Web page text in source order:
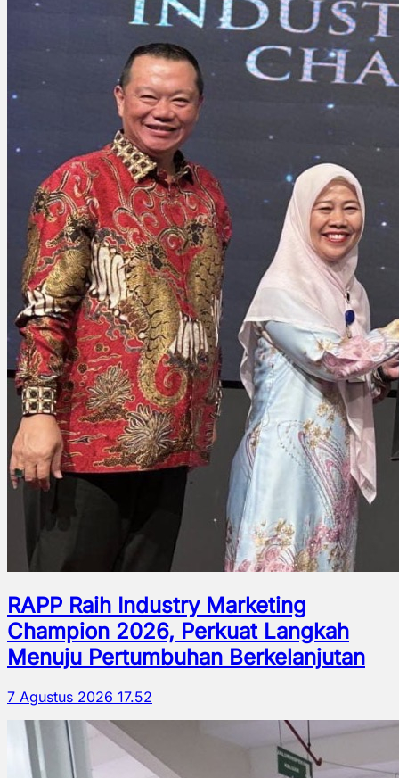
RAPP Raih Industry Marketing
Champion 2026, Perkuat Langkah
Menuju Pertumbuhan Berkelanjutan
7 Agustus 2026 17.52